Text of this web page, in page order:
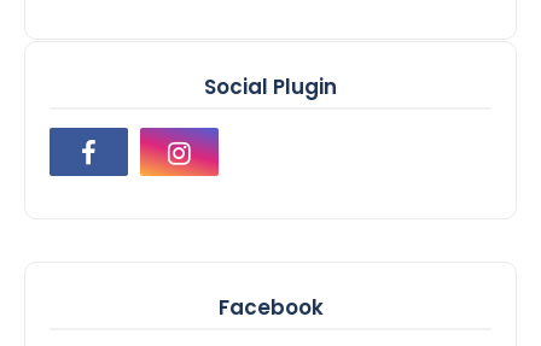
Social Plugin
Facebook